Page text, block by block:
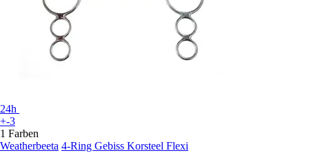
24h
+-3
1 Farben
Weatherbeeta 4-Ring Gebiss Korsteel Flexi